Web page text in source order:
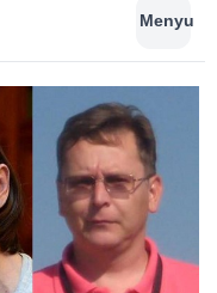
Menyu